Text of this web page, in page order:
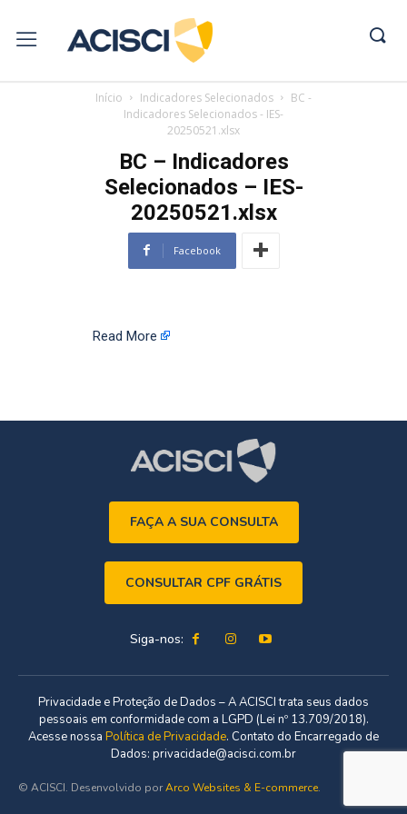
Início Indicadores Selecionados
BC -
Indicadores Selecionados - IES-
20250521.xlsx
BC – Indicadores
Selecionados – IES-
20250521.xlsx
Facebook
Read More
FAÇA A SUA CONSULTA
CONSULTAR CPF GRÁTIS
Siga-nos:
Privacidade e Proteção de Dados – A ACISCI trata seus dados
pessoais em conformidade com a LGPD (Lei nº 13.709/2018).
Acesse nossa Política de Privacidade. Contato do Encarregado de
Dados: privacidade@acisci.com.br
© ACISCI. Desenvolvido porArco Websites & E-commerce.